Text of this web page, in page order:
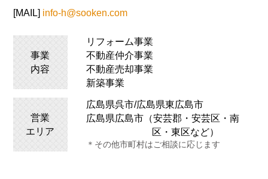
[MAIL] info-h@sooken.com
事業
内容
リフォーム事業
不動産仲介事業
不動産売却事業
新築事業
営業
エリア
広島県呉市/広島県東広島市
広島県広島市（安芸郡・安芸区・南
区・東区など）
＊その他市町村はご相談に応じます